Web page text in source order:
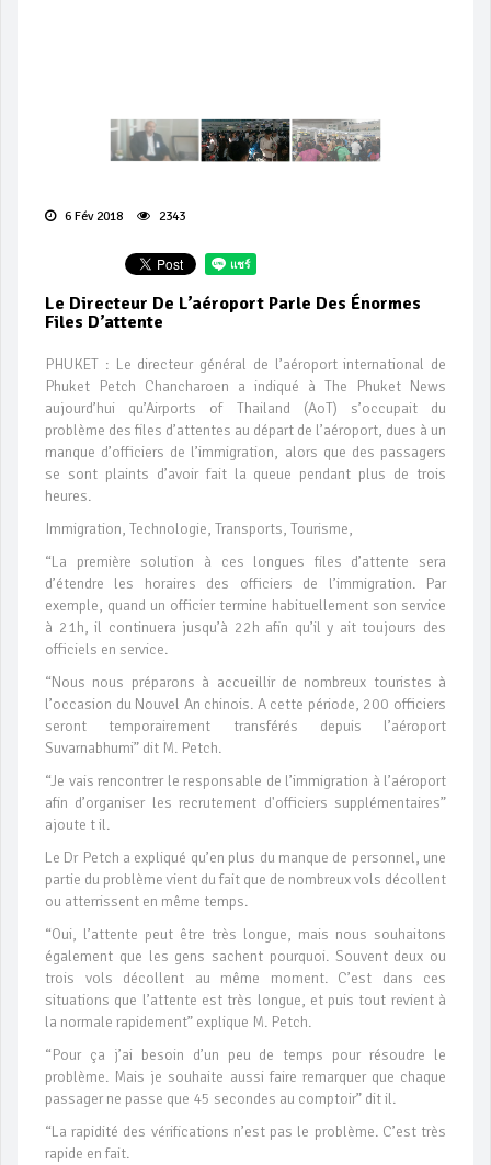
6 Fév 2018 2343
Le Directeur De L’aéroport Parle Des Énormes
Files D’attente
PHUKET : Le directeur général de l’aéroport international de
Phuket Petch Chancharoen a indiqué à The Phuket News
aujourd’hui qu’Airports of Thailand (AoT) s’occupait du
problème des files d’attentes au départ de l’aéroport, dues à un
manque d’officiers de l’immigration, alors que des passagers
se sont plaints d’avoir fait la queue pendant plus de trois
heures.
Immigration, Technologie, Transports, Tourisme,
“La première solution à ces longues files d’attente sera
d’étendre les horaires des officiers de l’immigration. Par
exemple, quand un officier termine habituellement son service
à 21h, il continuera jusqu’à 22h afin qu’il y ait toujours des
officiels en service.
“Nous nous préparons à accueillir de nombreux touristes à
l’occasion du Nouvel An chinois. A cette période, 200 officiers
seront temporairement transférés depuis l’aéroport
Suvarnabhumi” dit M. Petch.
“Je vais rencontrer le responsable de l’immigration à l’aéroport
afin d’organiser les recrutement d'officiers supplémentaires”
ajoute t il.
Le Dr Petch a expliqué qu’en plus du manque de personnel, une
partie du problème vient du fait que de nombreux vols décollent
ou atterrissent en même temps.
“Oui, l’attente peut être très longue, mais nous souhaitons
également que les gens sachent pourquoi. Souvent deux ou
trois vols décollent au même moment. C’est dans ces
situations que l’attente est très longue, et puis tout revient à
la normale rapidement” explique M. Petch.
“Pour ça j’ai besoin d’un peu de temps pour résoudre le
problème. Mais je souhaite aussi faire remarquer que chaque
passager ne passe que 45 secondes au comptoir” dit il.
“La rapidité des vérifications n’est pas le problème. C’est très
rapide en fait.